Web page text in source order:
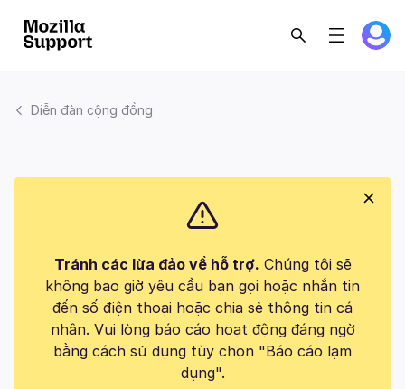
Diễn đàn cộng đồng
Tránh các lừa đảo về hỗ trợ. Chúng tôi sẽ
không bao giờ yêu cầu bạn gọi hoặc nhắn tin
đến số điện thoại hoặc chia sẻ thông tin cá
nhân. Vui lòng báo cáo hoạt động đáng ngờ
bằng cách sử dụng tùy chọn "Báo cáo lạm
dụng".